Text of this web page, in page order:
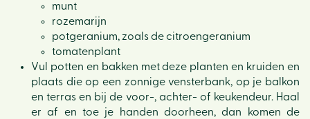
munt
rozemarijn
potgeranium, zoals de citroengeranium
tomatenplant
Vul potten en bakken met deze planten en kruiden en
plaats die op een zonnige vensterbank, op je balkon
en terras en bij de voor-, achter- of keukendeur. Haal
er af en toe je handen doorheen, dan komen de